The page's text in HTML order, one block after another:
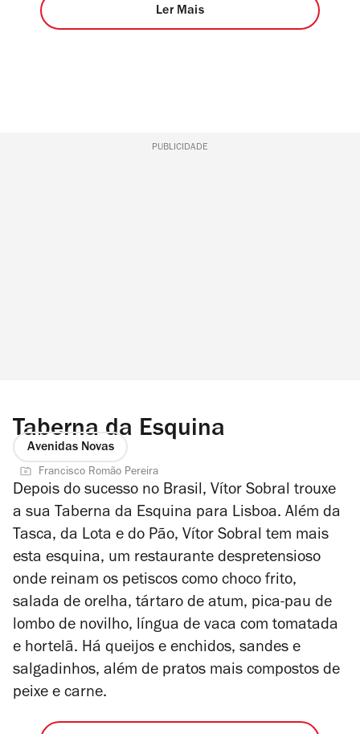
Ler Mais
PUBLICIDADE
Taberna da Esquina
Avenidas Novas
Francisco Romão Pereira
Depois do sucesso no Brasil, Vítor Sobral trouxe
a sua Taberna da Esquina para Lisboa. Além da
Tasca, da Lota e do Pão, Vítor Sobral tem mais
esta esquina, um restaurante despretensioso
onde reinam os petiscos como choco frito,
salada de orelha, tártaro de atum, pica-pau de
lombo de novilho, língua de vaca com tomatada
e hortelã. Há queijos e enchidos, sandes e
salgadinhos, além de pratos mais compostos de
peixe e carne.